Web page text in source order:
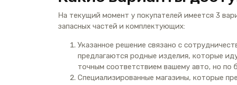
На текущий момент у покупателей имеется 3
запасных частей и комплектующих:
Указанное решение связано с
предлагаются родные изделия, которые
точным соответствием вашему авто, но по
Специализированные магазины, которые